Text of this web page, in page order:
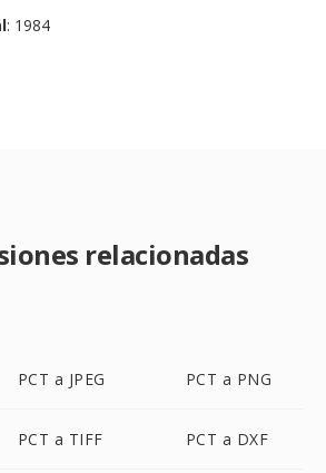
: 1984
relacionadas
PCT a JPEG PCT a PNG
PCT a TIFF PCT a DXF